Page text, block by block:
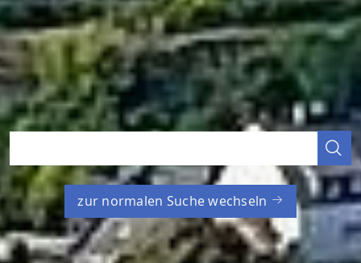
zur normalen Suche wechseln